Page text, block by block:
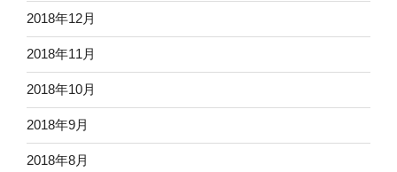
2018年12月
2018年11月
2018年10月
2018年9月
2018年8月